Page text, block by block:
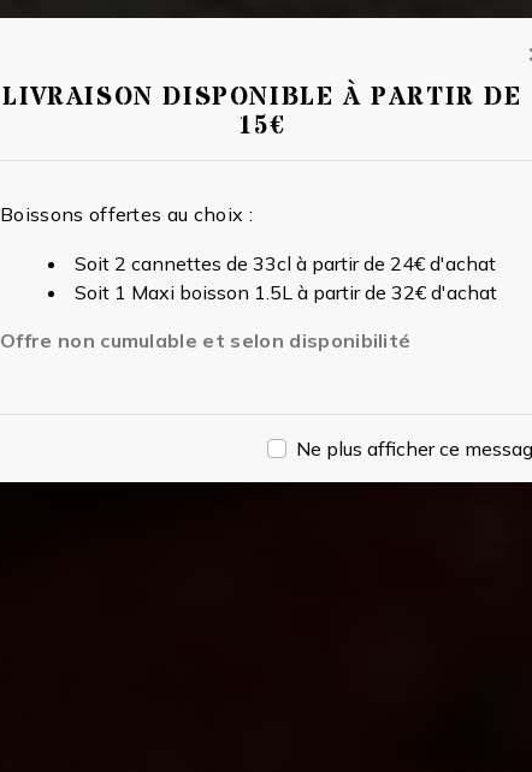
LIVRAISON DISPONIBLE À PARTIR DE
15€
Boissons offertes au choix :
Soit 2 cannettes de 33cl à partir de 24€ d'achat
Soit 1 Maxi boisson 1.5L à partir de 32€ d'achat
Offre non cumulable et selon disponibilité
Ne plus afficher ce